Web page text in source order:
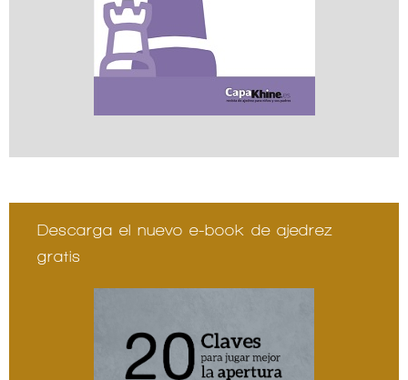
Descarga el nuevo e-book de ajedrez
gratis